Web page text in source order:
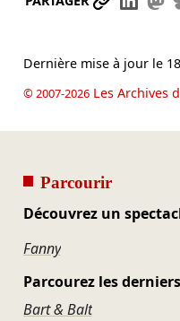
Dernière mise à jour le
© 2007-2026Les Archives
Parcourir
Découvrez un
Fanny
Parcourez les
Bart & Balt